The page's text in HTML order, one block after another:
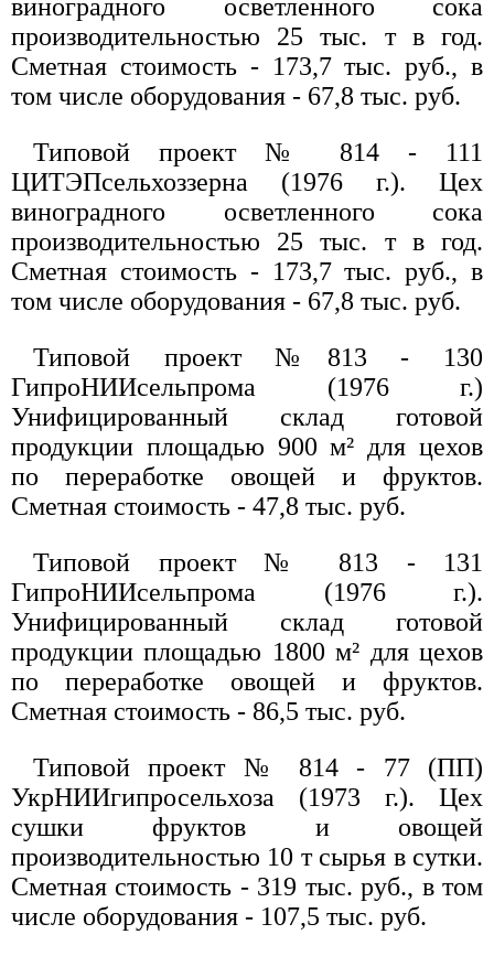
виноградного осветленного сока
производительностью 25 тыс. т в год.
Сметная стоимость - 173,7 тыс. руб., в
том числе оборудования - 67,8 тыс. руб.
Типовой проект № 814 - 111
ЦИТЭПсельхоззерна (1976 г.). Цех
виноградного осветленного сока
производительностью 25 тыс. т в год.
Сметная стоимость - 173,7 тыс. руб., в
том числе оборудования - 67,8 тыс. руб.
Типовой проект №813 - 130
ГипроНИИсельпрома (1976 г.)
Унифицированный склад готовой
продукции площадью 900 м² для цехов
по переработке овощей и фруктов.
Сметная стоимость - 47,8 тыс. руб.
Типовой проект № 813 - 131
ГипроНИИсельпрома (1976 г.).
Унифицированный склад готовой
продукции площадью 1800 м² для цехов
по переработке овощей и фруктов.
Сметная стоимость - 86,5 тыс. руб.
Типовой проект № 814 - 77 (ПП)
УкрНИИгипросельхоза (1973 г.). Цех
сушки фруктов и овощей
производительностью 10 т сырья в сутки.
Сметная стоимость - 319 тыс. руб., в том
числе оборудования - 107,5 тыс. руб.